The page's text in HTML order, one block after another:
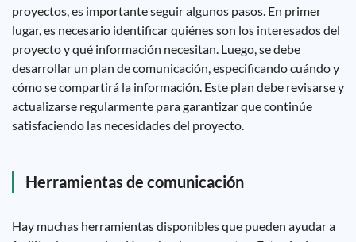
proyectos, es importante seguir algunos pasos. En primer
lugar, es necesario identificar quiénes son los interesados ​​del
proyecto y qué información necesitan. Luego, se debe
desarrollar un plan de comunicación, especificando cuándo y
cómo se compartirá la información. Este plan debe revisarse y
actualizarse regularmente para garantizar que continúe
satisfaciendo las necesidades del proyecto.
Herramientas de comunicación
Hay muchas herramientas disponibles que pueden ayudar a